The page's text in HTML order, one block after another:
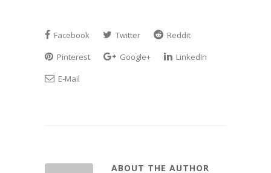
Facebook Twitter
Reddit
Pinterest
Google+
LinkedIn
E-Mail
ABOUT THE AUTHOR